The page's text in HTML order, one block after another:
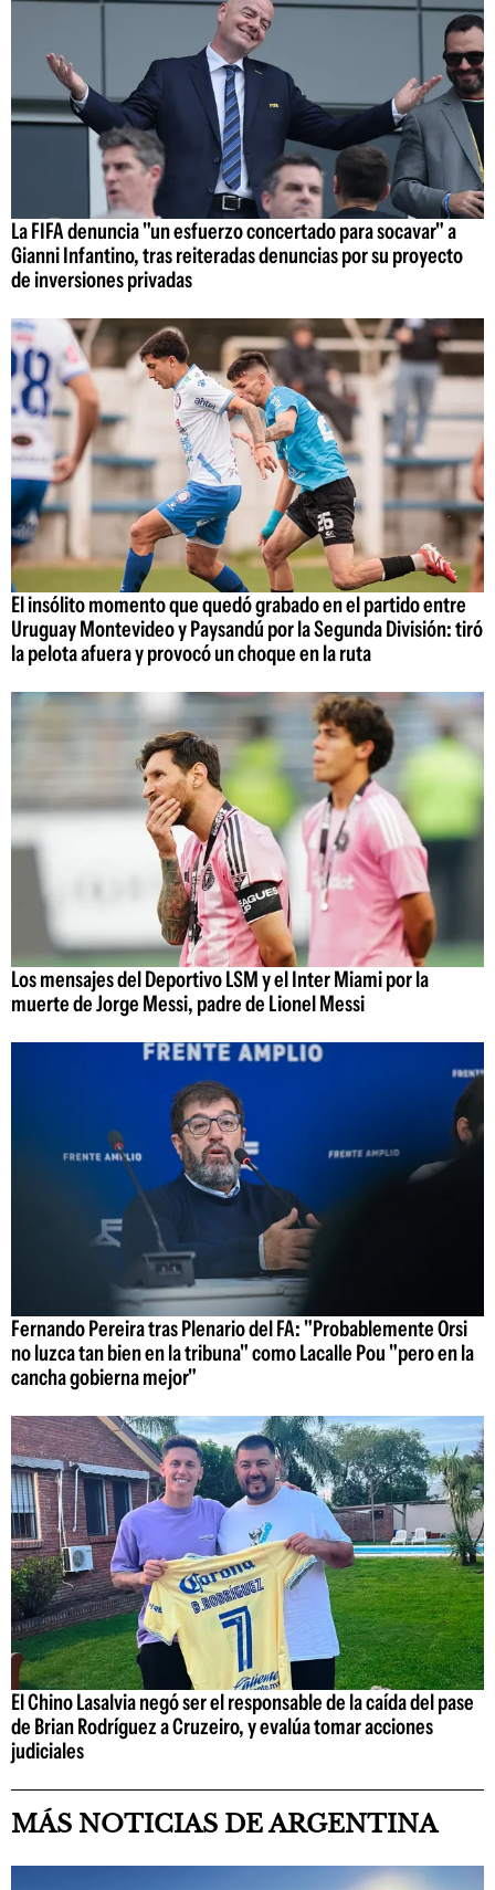
La FIFA denuncia "un esfuerzo concertado para socavar" a
Gianni Infantino, tras reiteradas denuncias por su proyecto
de inversiones privadas
El insólito momento que quedó grabado en el partido entre
Uruguay Montevideo y Paysandú por la Segunda División: tiró
la pelota afuera y provocó un choque en la ruta
Los mensajes del Deportivo LSM y el Inter Miami por la
muerte de Jorge Messi, padre de Lionel Messi
Fernando Pereira tras Plenario del FA: "Probablemente Orsi
no luzca tan bien en la tribuna" como Lacalle Pou "pero en la
cancha gobierna mejor"
El Chino Lasalvia negó ser el responsable de la caída del pase
de Brian Rodríguez a Cruzeiro, y evalúa tomar acciones
judiciales
MÁS NOTICIAS DE ARGENTINA